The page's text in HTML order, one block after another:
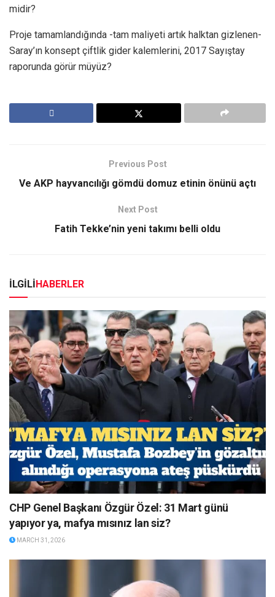
midir?
Proje tamamlandığında -tam maliyeti artık halktan gizlenen-
Saray’ın konsept çiftlik gider kalemlerini, 2017 Sayıştay
raporunda görür müyüz?
Previous Post
Ve AKP hayvancılığı gömdü domuz etinin önünü açtı
Next Post
Fatih Tekke’nin yeni takımı belli oldu
İLGİLİ HABERLER
CHP Genel Başkanı Özgür Özel: 31 Mart günü
yapıyor ya, mafya mısınız lan siz?
MARCH 31, 2026